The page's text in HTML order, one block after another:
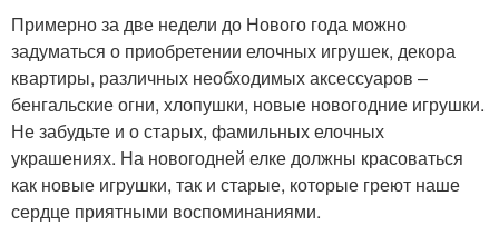
Примерно за две недели до Нового года можно
задуматься о приобретении елочных игрушек, декора
квартиры, различных необходимых аксессуаров –
бенгальские огни, хлопушки, новые новогодние игрушки.
Не забудьте и о старых, фамильных елочных
украшениях. На новогодней елке должны красоваться
как новые игрушки, так и старые, которые греют наше
сердце приятными воспоминаниями.